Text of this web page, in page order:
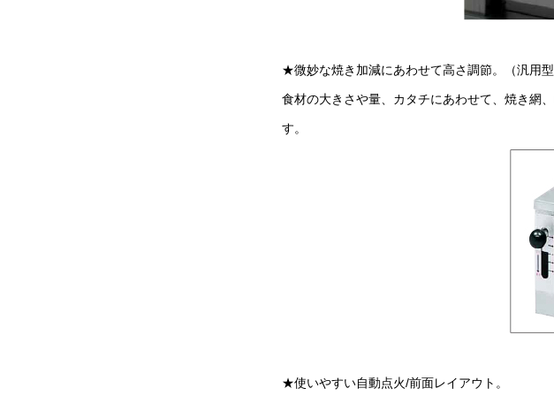
★微妙な焼き加減にあわせて高さ調節。（汎用型
食材の大きさや量、カタチにあわせて、焼き網
す。
★使いやすい自動点火/前面レイアウト。